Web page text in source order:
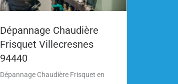
Dépannage Chaudière
Frisquet Villecresnes
94440
Dépannage Chaudière Frisquet en